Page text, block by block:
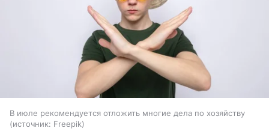
В июле рекомендуется отложить многие дела по хозяйству
источник: Freepik